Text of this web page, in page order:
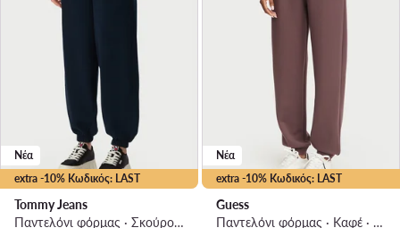
extra -10% Κωδικός: LAST
Νέα
Tommy Jeans
Παντελόνι φόρμας · Σκούρο μπλε · Regular Fit
extra -10% Κωδικός: LAST
Νέα
Guess
Παντελόνι φόρμας · Καφέ · Regular Fit